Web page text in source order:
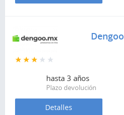
Dengoo
hasta 3 años
Plazo devolución
Detalles